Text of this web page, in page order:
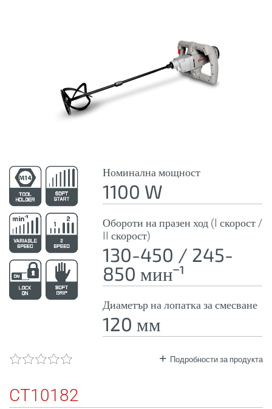
Номинална мощност
1100 W
Обороти на празен ход (I скорост /
II скорост)
130-450 / 245-
850 минˉ¹
Диаметър на лопатка за смесване
120 мм
Подробности за продукта
CT10182